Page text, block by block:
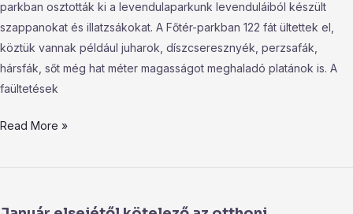
parkban osztották ki a levendulaparkunk levenduláiból készült
szappanokat és illatzsákokat. A Főtér-parkban 122 fát ültettek el,
köztük vannak például juharok, díszcseresznyék, perzsafák,
hársfák, sőt még hat méter magasságot meghaladó platánok is. A
faültetések
Read More »